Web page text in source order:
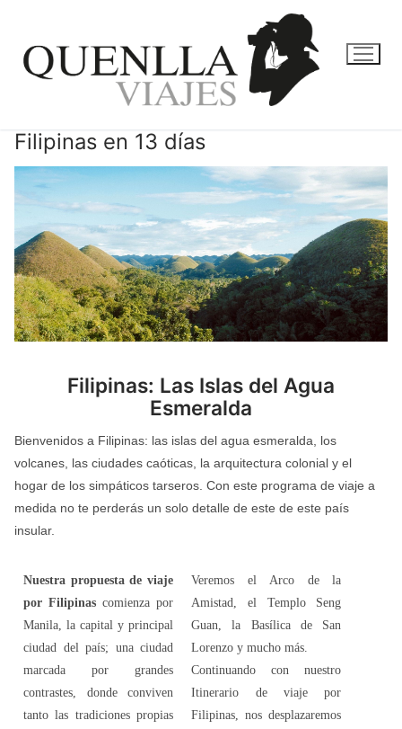
contenido
Filipinas en 13 días
Filipinas: Las Islas del Agua
Esmeralda
Bienvenidos a Filipinas: las islas del agua esmeralda, los
volcanes, las ciudades caóticas, la arquitectura colonial y el
hogar de los simpáticos tarseros. Con este programa de viaje a
medida no te perderás un solo detalle de este de este país
insular.
Nuestra propuesta de viaje
por Filipinascomienza por
Manila, la capital y principal
ciudad del país; una ciudad
marcada por grandes
contrastes, donde conviven
tanto las tradiciones propias
Veremos el Arco de la
Amistad, el Templo Seng
Guan, la Basílica de San
Lorenzo y mucho más.
Continuando con nuestro
Itinerario de viaje por
Filipinas, nos desplazaremos